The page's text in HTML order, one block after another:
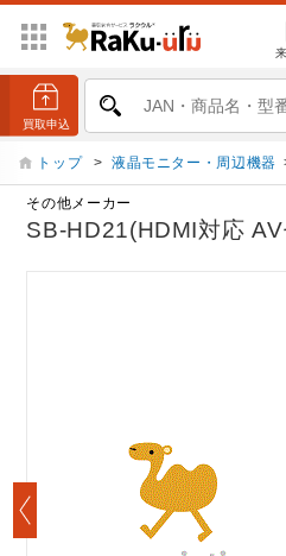
トップ > 液晶モニター・周辺機器
その他メーカー
SB-HD21(HDMI対応